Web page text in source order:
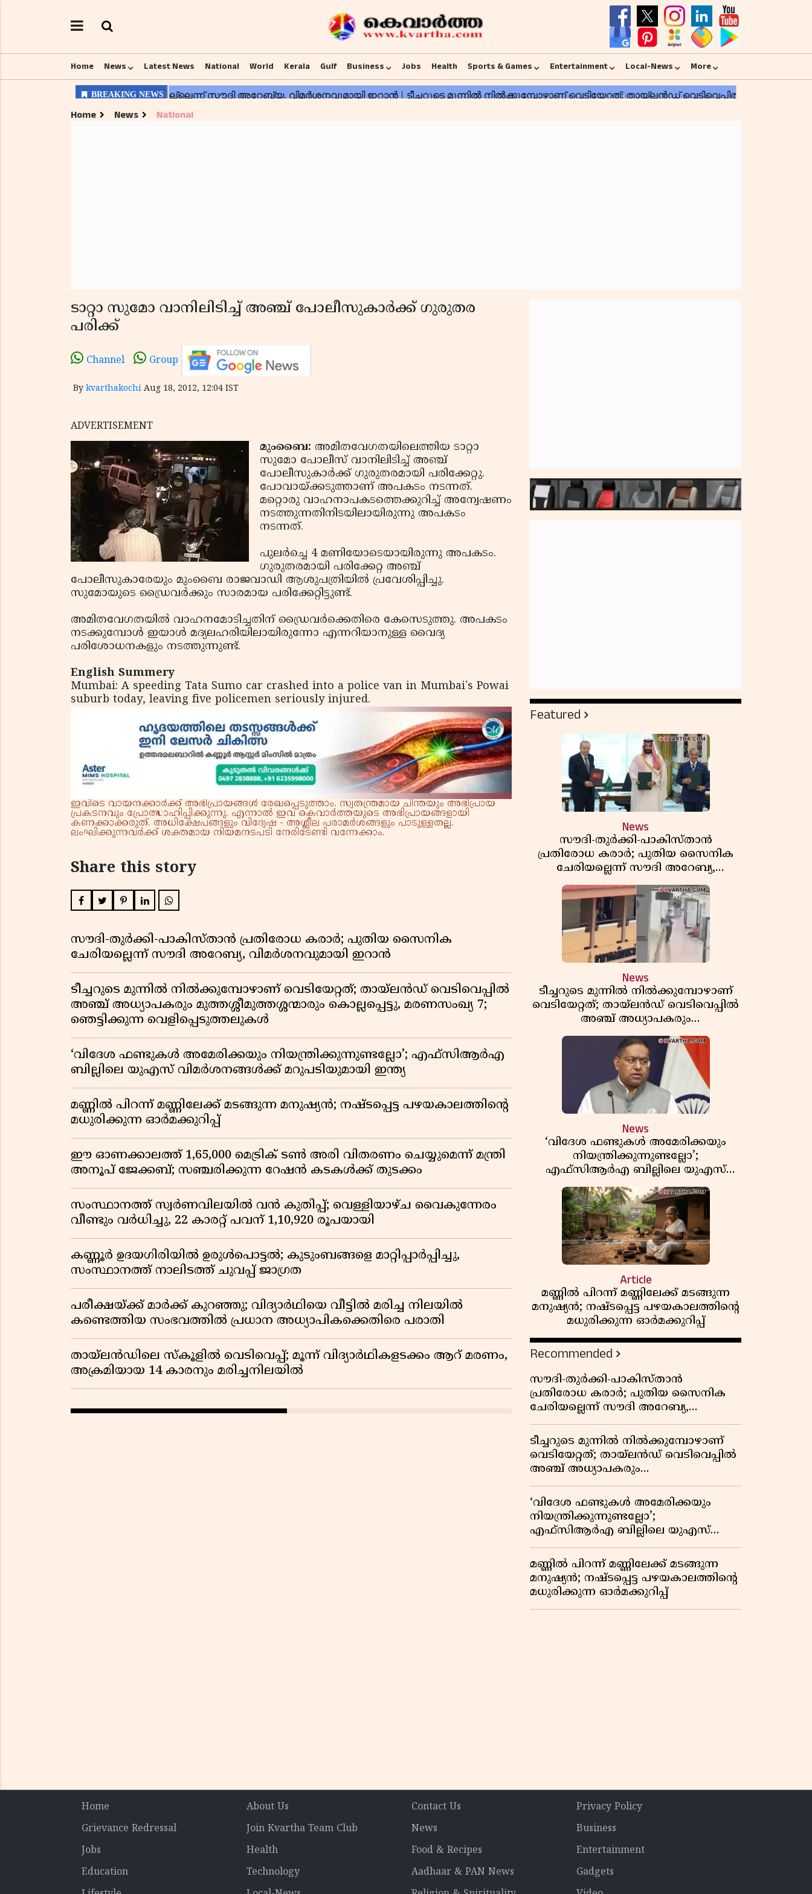
Home News Latest News National World Kerala Gulf Business Jobs Health Sports & Games Entertainment Local-News More
Home News National
ടാറ്റാ സുമോ വാനിലിടിച്ച് അഞ്ച് പോലീസുകാര്‍ക്ക് ഗുരുതര
പരിക്ക്‌
Channel Group
By kvarthakochi Aug 18, 2012, 12:04 IST
ADVERTISEMENT
മുംബൈ: അമിതവേഗതയിലെത്തിയ ടാറ്റാ
സുമോ പോലീസ് വാനിലിടിച്ച് അഞ്ച്
പോലീസുകാര്‍ക്ക് ഗുരുതരമായി പരിക്കേറ്റു.
പോവായ്ക്കടുത്താണ്‌ അപകടം നടന്നത്.
മറ്റൊരു വാഹനാപകടത്തെക്കുറിച്ച് അന്വേഷണം
നടത്തുന്നതിനിടയിലായിരുന്നു അപകടം
നടന്നത്.
പുലര്‍ച്ചെ 4 മണിയോടെയായിരുന്നു അപകടം.
ഗുരുതരമായി പരിക്കേറ്റ അഞ്ച്
പോലീസുകാരേയും മുംബൈ രാജവാഡി ആശുപത്രിയില്‍ പ്രവേശിപ്പിച്ചു.
സുമോയുടെ ഡ്രൈവര്‍ക്കും സാരമായ പരിക്കേറ്റിട്ടുണ്ട്.
അമിതവേഗതയില്‍ വാഹനമോടിച്ചതിന്‌ ഡ്രൈവര്‍ക്കെതിരെ കേസെടുത്തു. അപകടം
നടക്കുമ്പോള്‍ ഇയാള്‍ മദ്യലഹരിയിലായിരുന്നോ എന്നറിയാനുള്ള വൈദ്യ
പരിശോധനകളും നടത്തുന്നുണ്ട്.
English Summery
Mumbai: A speeding Tata Sumo car crashed into a police van in Mumbai's Powai
suburb today, leaving five policemen seriously injured.
ഇവിടെ വായനക്കാർക്ക് അഭിപ്രായങ്ങൾ രേഖപ്പെടുത്താം. സ്വതന്ത്രമായ ചിന്തയും അഭിപ്രായ
പ്രകടനവും പ്രോത്സാഹിപ്പിക്കുന്നു. എന്നാൽ ഇവ കെവാർത്തയുടെ അഭിപ്രായങ്ങളായി
കണക്കാക്കരുത്. അധിക്ഷേപങ്ങളും വിദ്വേഷ - അശ്ലീല പരാമർശങ്ങളും പാടുള്ളതല്ല.
ലംഘിക്കുന്നവർക്ക് ശക്തമായ നിയമനടപടി നേരിടേണ്ടി വന്നേക്കാം.
Share this story
സൗദി-തുർക്കി-പാകിസ്താൻ പ്രതിരോധ കരാർ; പുതിയ സൈനിക
ചേരിയല്ലെന്ന് സൗദി അറേബ്യ, വിമർശനവുമായി ഇറാൻ
ടീച്ചറുടെ മുന്നിൽ നിൽക്കുമ്പോഴാണ് വെടിയേറ്റത്; തായ്‌ലൻഡ് വെടിവെപ്പിൽ
അഞ്ച് അധ്യാപകരും മുത്തശ്ശീമുത്തശ്ശന്മാരും കൊല്ലപ്പെട്ടു, മരണസംഖ്യ 7;
ഞെട്ടിക്കുന്ന വെളിപ്പെടുത്തലുകൾ
‘വിദേശ ഫണ്ടുകൾ അമേരിക്കയും നിയന്ത്രിക്കുന്നുണ്ടല്ലോ’; എഫ്സിആർഎ
ബില്ലിലെ യുഎസ് വിമർശനങ്ങൾക്ക് മറുപടിയുമായി ഇന്ത്യ
മണ്ണിൽ പിറന്ന് മണ്ണിലേക്ക് മടങ്ങുന്ന മനുഷ്യൻ; നഷ്ടപ്പെട്ട പഴയകാലത്തിൻ്റെ
മധുരിക്കുന്ന ഓർമക്കുറിപ്പ്
ഈ ഓണക്കാലത്ത് 1,65,000 മെട്രിക് ടൺ അരി വിതരണം ചെയ്യുമെന്ന് മന്ത്രി
അനൂപ് ജേക്കബ്; സഞ്ചരിക്കുന്ന റേഷൻ കടകൾക്ക് തുടക്കം
സംസ്ഥാനത്ത് സ്വർണവിലയിൽ വൻ കുതിപ്പ്; വെള്ളിയാഴ്ച വൈകുന്നേരം
വീണ്ടും വർധിച്ചു, 22 കാരറ്റ് പവന് 1,10,920 രൂപയായി
കണ്ണൂർ ഉദയഗിരിയിൽ ഉരുൾപൊട്ടൽ; കുടുംബങ്ങളെ മാറ്റിപ്പാർപ്പിച്ചു,
സംസ്ഥാനത്ത് നാലിടത്ത് ചുവപ്പ് ജാഗ്രത
പരീക്ഷയ്ക്ക് മാർക്ക് കുറഞ്ഞു; വിദ്യാർഥിയെ വീട്ടിൽ മരിച്ച നിലയിൽ
കണ്ടെത്തിയ സംഭവത്തിൽ പ്രധാന അധ്യാപികക്കെതിരെ പരാതി
തായ്‌ലൻഡിലെ സ്‌കൂളിൽ വെടിവെപ്പ്; മൂന്ന് വിദ്യാർഥികളടക്കം ആറ് മരണം,
അക്രമിയായ 14 കാരനും മരിച്ചനിലയിൽ
Featured
News
സൗദി-തുർക്കി-പാകിസ്താൻ
പ്രതിരോധ കരാർ; പുതിയ സൈനിക
ചേരിയല്ലെന്ന് സൗദി അറേബ്യ,
വിമർശനവുമായി ഇറാൻ
News
ടീച്ചറുടെ മുന്നിൽ നിൽക്കുമ്പോഴാണ്
വെടിയേറ്റത്; തായ്‌ലൻഡ് വെടിവെപ്പിൽ
അഞ്ച് അധ്യാപകരും
മുത്തശ്ശീമുത്തശ്ശന്മാരും കൊല്ലപ്പെട്ടു,
മരണസംഖ്യ 7; ഞെട്ടിക്കുന്ന
വെളിപ്പെടുത്തലുകൾ
News
‘വിദേശ ഫണ്ടുകൾ അമേരിക്കയും
നിയന്ത്രിക്കുന്നുണ്ടല്ലോ’;
എഫ്സിആർഎ ബില്ലിലെ യുഎസ്
വിമർശനങ്ങൾക്ക് മറുപടിയുമായി ഇന്ത്യ
Article
മണ്ണിൽ പിറന്ന് മണ്ണിലേക്ക് മടങ്ങുന്ന
മനുഷ്യൻ; നഷ്ടപ്പെട്ട പഴയകാലത്തിൻ്റെ
മധുരിക്കുന്ന ഓർമക്കുറിപ്പ്
Recommended
സൗദി-തുർക്കി-പാകിസ്താൻ
പ്രതിരോധ കരാർ; പുതിയ സൈനിക
ചേരിയല്ലെന്ന് സൗദി അറേബ്യ,
വിമർശനവുമായി ഇറാൻ
ടീച്ചറുടെ മുന്നിൽ നിൽക്കുമ്പോഴാണ്
വെടിയേറ്റത്; തായ്‌ലൻഡ് വെടിവെപ്പിൽ
അഞ്ച് അധ്യാപകരും
മുത്തശ്ശീമുത്തശ്ശന്മാരും കൊല്ലപ്പെട്ടു,
മരണസംഖ്യ 7; ഞെട്ടിക്കുന്ന
വെളിപ്പെടുത്തലുകൾ
‘വിദേശ ഫണ്ടുകൾ അമേരിക്കയും
നിയന്ത്രിക്കുന്നുണ്ടല്ലോ’;
എഫ്സിആർഎ ബില്ലിലെ യുഎസ്
വിമർശനങ്ങൾക്ക് മറുപടിയുമായി ഇന്ത്യ
മണ്ണിൽ പിറന്ന് മണ്ണിലേക്ക് മടങ്ങുന്ന
മനുഷ്യൻ; നഷ്ടപ്പെട്ട പഴയകാലത്തിൻ്റെ
മധുരിക്കുന്ന ഓർമക്കുറിപ്പ്
Home About Us Contact Us
Privacy Policy
Grievance Redressal
Join Kvartha Team Club News
Business
Jobs
Health Food & Recipes
Entertainment
Education
Technology Aadhaar & PAN News
Gadgets